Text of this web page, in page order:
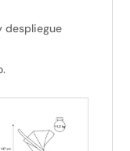
despliegue